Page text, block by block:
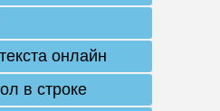
онлайн
в строке